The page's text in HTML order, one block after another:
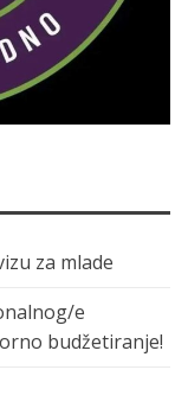
za mlade
e
budžetiranje!